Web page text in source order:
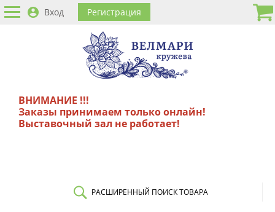
Вход Регистрация
ВНИМАНИЕ !!!
Заказы принимаем только онлайн!
Выставочный зал не работает!
РАСШИРЕННЫЙ ПОИСК ТОВАРА